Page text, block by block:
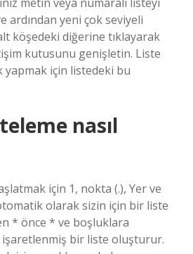
ardından yeni çok seviyeli
köşedeki diğerine tıklayarak
kutusunu genişletin. Liste
yapmak için listedeki bu
nasıl
için 1, nokta (.), Yer ve
olarak sizin için bir liste
* önce * ve boşluklara
bir liste oluşturur.